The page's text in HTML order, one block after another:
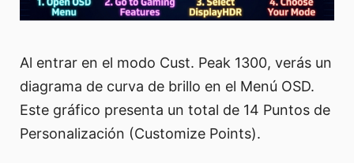
Al entrar en el modo Cust. Peak 1300, verás un
diagrama de curva de brillo en el Menú OSD.
Este gráfico presenta un total de 14 Puntos de
Personalización (Customize Points).